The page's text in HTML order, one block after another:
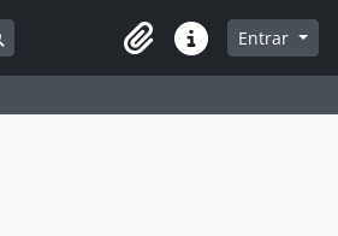
Busque na página de navegação
Atalhos Entrar